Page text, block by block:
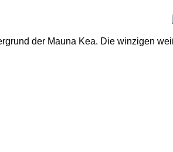
der Mauna Kea. Die winzigen